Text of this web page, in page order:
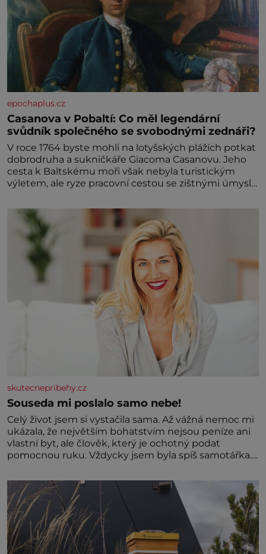
epochaplus.cz
Casanova v Pobaltí: Co měl legendární
svůdník společného se svobodnými zednáři?
V roce 1764 byste mohli na lotyšských plážích potkat
dobrodruha a sukničkáře Giacoma Casanovu. Jeho
cesta k Baltskému moři však nebyla turistickým
výletem, ale ryze pracovní cestou se zištnými úmysly.
procházel uličkami lotyšské Rigy? Casanova v Pobaltí
kontaktoval tamní zednářské lóže. Nebyl v této
oblasti žádným nováčkem, protože do zednářské
skutecnepribehy.cz
Souseda mi poslalo samo nebe!
Celý život jsem si vystačila sama. Až vážná nemoc mi
ukázala, že největším bohatstvím nejsou peníze ani
vlastní byt, ale člověk, který je ochotný podat
pomocnou ruku. Vždycky jsem byla spíš samotářka.
ani partnera. Stačily mi knihy, práce a hlavně klid.
Hned po studiích jsem odešla z rodného města,